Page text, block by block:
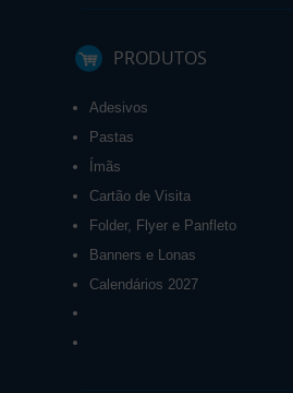
PRODUTOS
Adesivos
Pastas
Ímãs
Cartão de Visita
Folder, Flyer e Panfleto
Banners e Lonas
Calendários 2027